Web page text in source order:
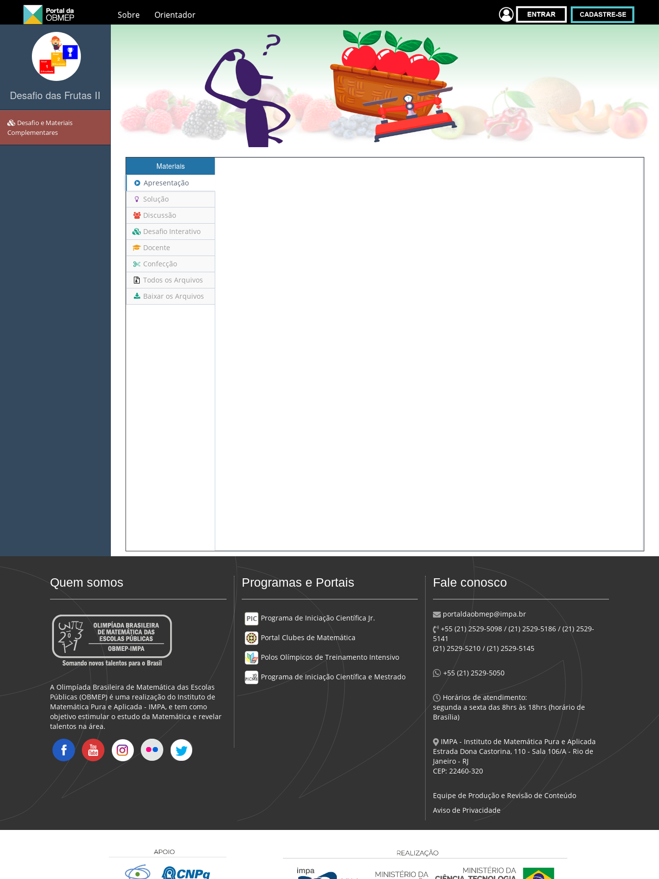
Sobre Orientador
Desafio das Frutas II
Desafio e Materiais
Complementares
Materiais
Apresentação
Solução
Discussão
Desafio Interativo
Docente
Confecção
Todos os Arquivos
Baixar os Arquivos
Quem somos
A Olimpíada Brasileira de Matemática das Escolas
Públicas (OBMEP) é uma realização do Instituto de
Matemática Pura e Aplicada - IMPA, e tem como
objetivo estimular o estudo da Matemática e revelar
talentos na área.
Programas e Portais
Programa de Iniciação Científica Jr.
Portal Clubes de Matemática
Polos Olímpicos de Treinamento Intensivo
Programa de Iniciação Científica e Mestrado
Fale conosco
portaldaobmep@impa.br
+55 (21) 2529-5098 / (21) 2529-5186 / (21) 2529-
5141
(21) 2529-5210 / (21) 2529-5145
+55 (21) 2529-5050
Horários de atendimento:
segunda a sexta das 8hrs às 18hrs (horário de
Brasília)
IMPA - Instituto de Matemática Pura e Aplicada
Estrada Dona Castorina, 110 - Sala 106/A - Rio de
Janeiro - RJ
CEP: 22460-320
Equipe de Produção e Revisão de Conteúdo
Aviso de Privacidade